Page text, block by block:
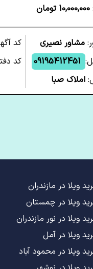
10,000,000 تومان
مشاور نصیری
09195412451
املاک صبا
کد
کد
ویلا در مازندران
ویلا در چمستان
ویلا در نور مازندران
ویلا در آمل
ویلا در محمود آباد